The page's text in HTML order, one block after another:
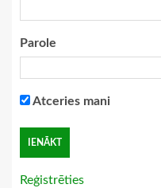
Parole
Atceries mani
Reģistrēties